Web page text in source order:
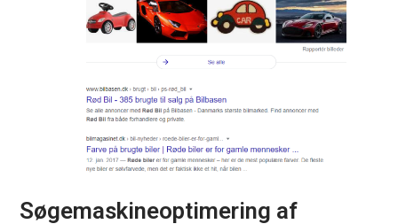
Søgemaskineoptimering af